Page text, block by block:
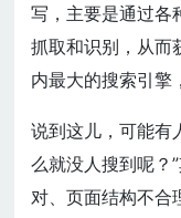
写，主要是通过各
抓取和识别，从而
内最大的搜索引擎
说到这儿，可能有
么就没人搜到呢？
对、页面结构不合